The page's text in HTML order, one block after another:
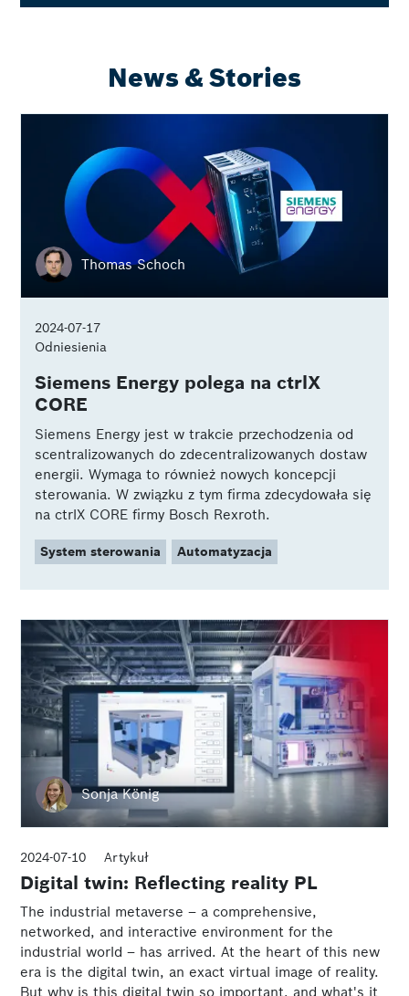
News & Stories
Thomas Schoch
2024-07-17
Odniesienia
Siemens Energy polega na ctrlX
CORE
Siemens Energy jest w trakcie przechodzenia od
scentralizowanych do zdecentralizowanych dostaw
energii. Wymaga to również nowych koncepcji
sterowania. W związku z tym firma zdecydowała się
na ctrlX CORE firmy Bosch Rexroth.
System sterowania Automatyzacja
Sonja König
2024-07-10 Artykuł
Digital twin: Reflecting reality PL
The industrial metaverse – a comprehensive,
networked, and interactive environment for the
industrial world – has arrived. At the heart of this new
era is the digital twin, an exact virtual image of reality.
But why is this digital twin so important, and what's it